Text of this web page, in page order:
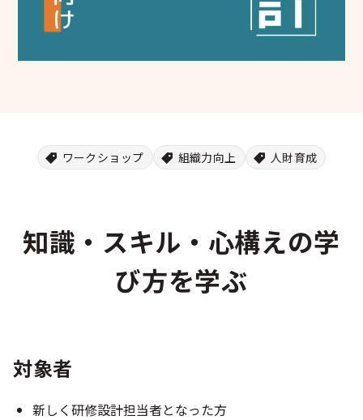
ワークショップ 組織力向上 人財育成
知識・スキル・心構えの学
び方を学ぶ
対象者
新しく研修設計担当者となった方